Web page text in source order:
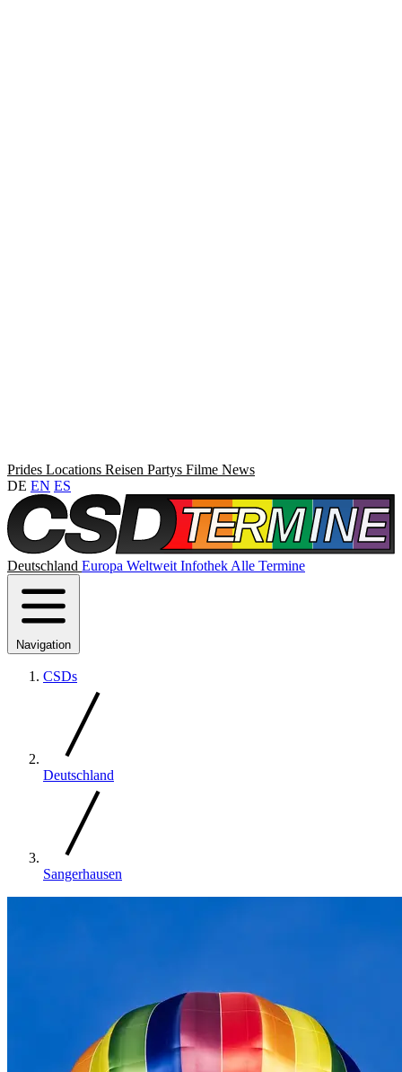
Prides Locations Reisen Partys Filme News
DE EN ES
Deutschland Europa Weltweit Infothek Alle Termine
Navigation
CSDs
Deutschland
Sangerhausen